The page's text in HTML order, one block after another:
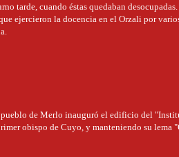
tarde, cuando éstas quedaban
ejercieron la docencia en el Orzali por
de Merlo inauguró el edificio del
obispo de Cuyo, y manteniendo su lema